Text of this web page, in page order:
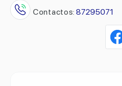
Contactos: 87295071